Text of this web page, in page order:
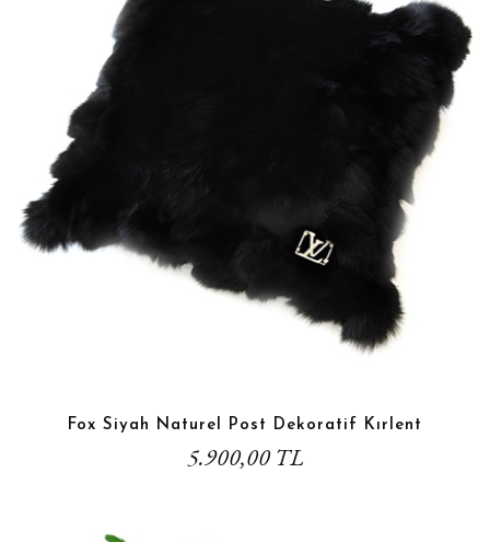
Fox Siyah Naturel Post Dekoratif Kırlent
5.900,00 TL